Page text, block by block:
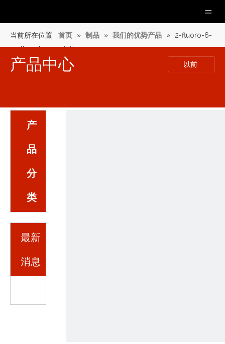
当前所在位置: 首页 » 制品 » 我们的优势产品 »
2-fluoro-6-
methoxybenzonitrile
产品中心 以前
产
品
分
类
最新
消息